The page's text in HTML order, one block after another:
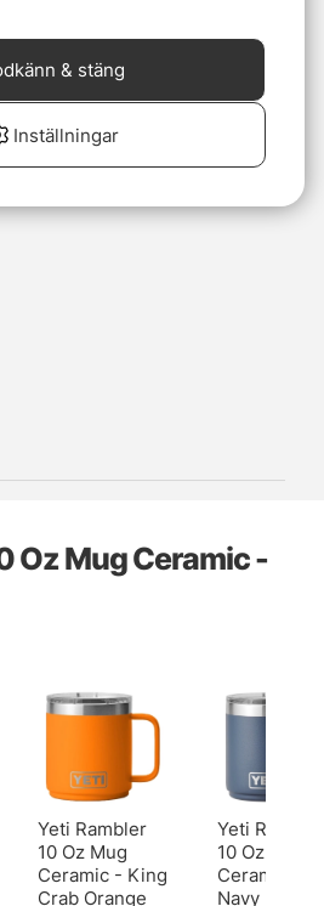
Oz Mug Ceramic -
Yeti Rambler
10 Oz Mug
Ceramic - King
Crab Orange
Yeti
10 Oz Mug
Ceramic -
Navy
Inställningar
& stäng